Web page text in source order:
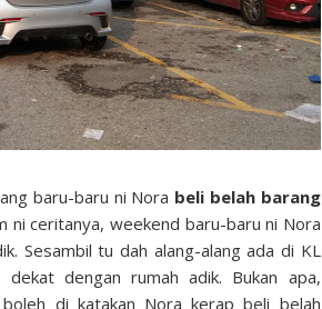
baru-baru ni Nora beli belah barang
ni ceritanya, weekend baru-baru ni Nora
Sesambil tu dah alang-alang ada di KL
dengan rumah adik. Bukan apa,
di katakan Nora kerap beli belah